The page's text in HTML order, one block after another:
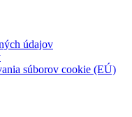
údajov
súborov cookie (EÚ)